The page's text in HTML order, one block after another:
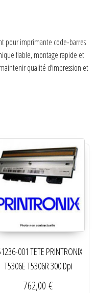
pour imprimante code‑barres
fiable, montage rapide et
qualité d’impression et
001 TETE PRINTRONIX
T5306E T5306R 300 Dpi
762,00€